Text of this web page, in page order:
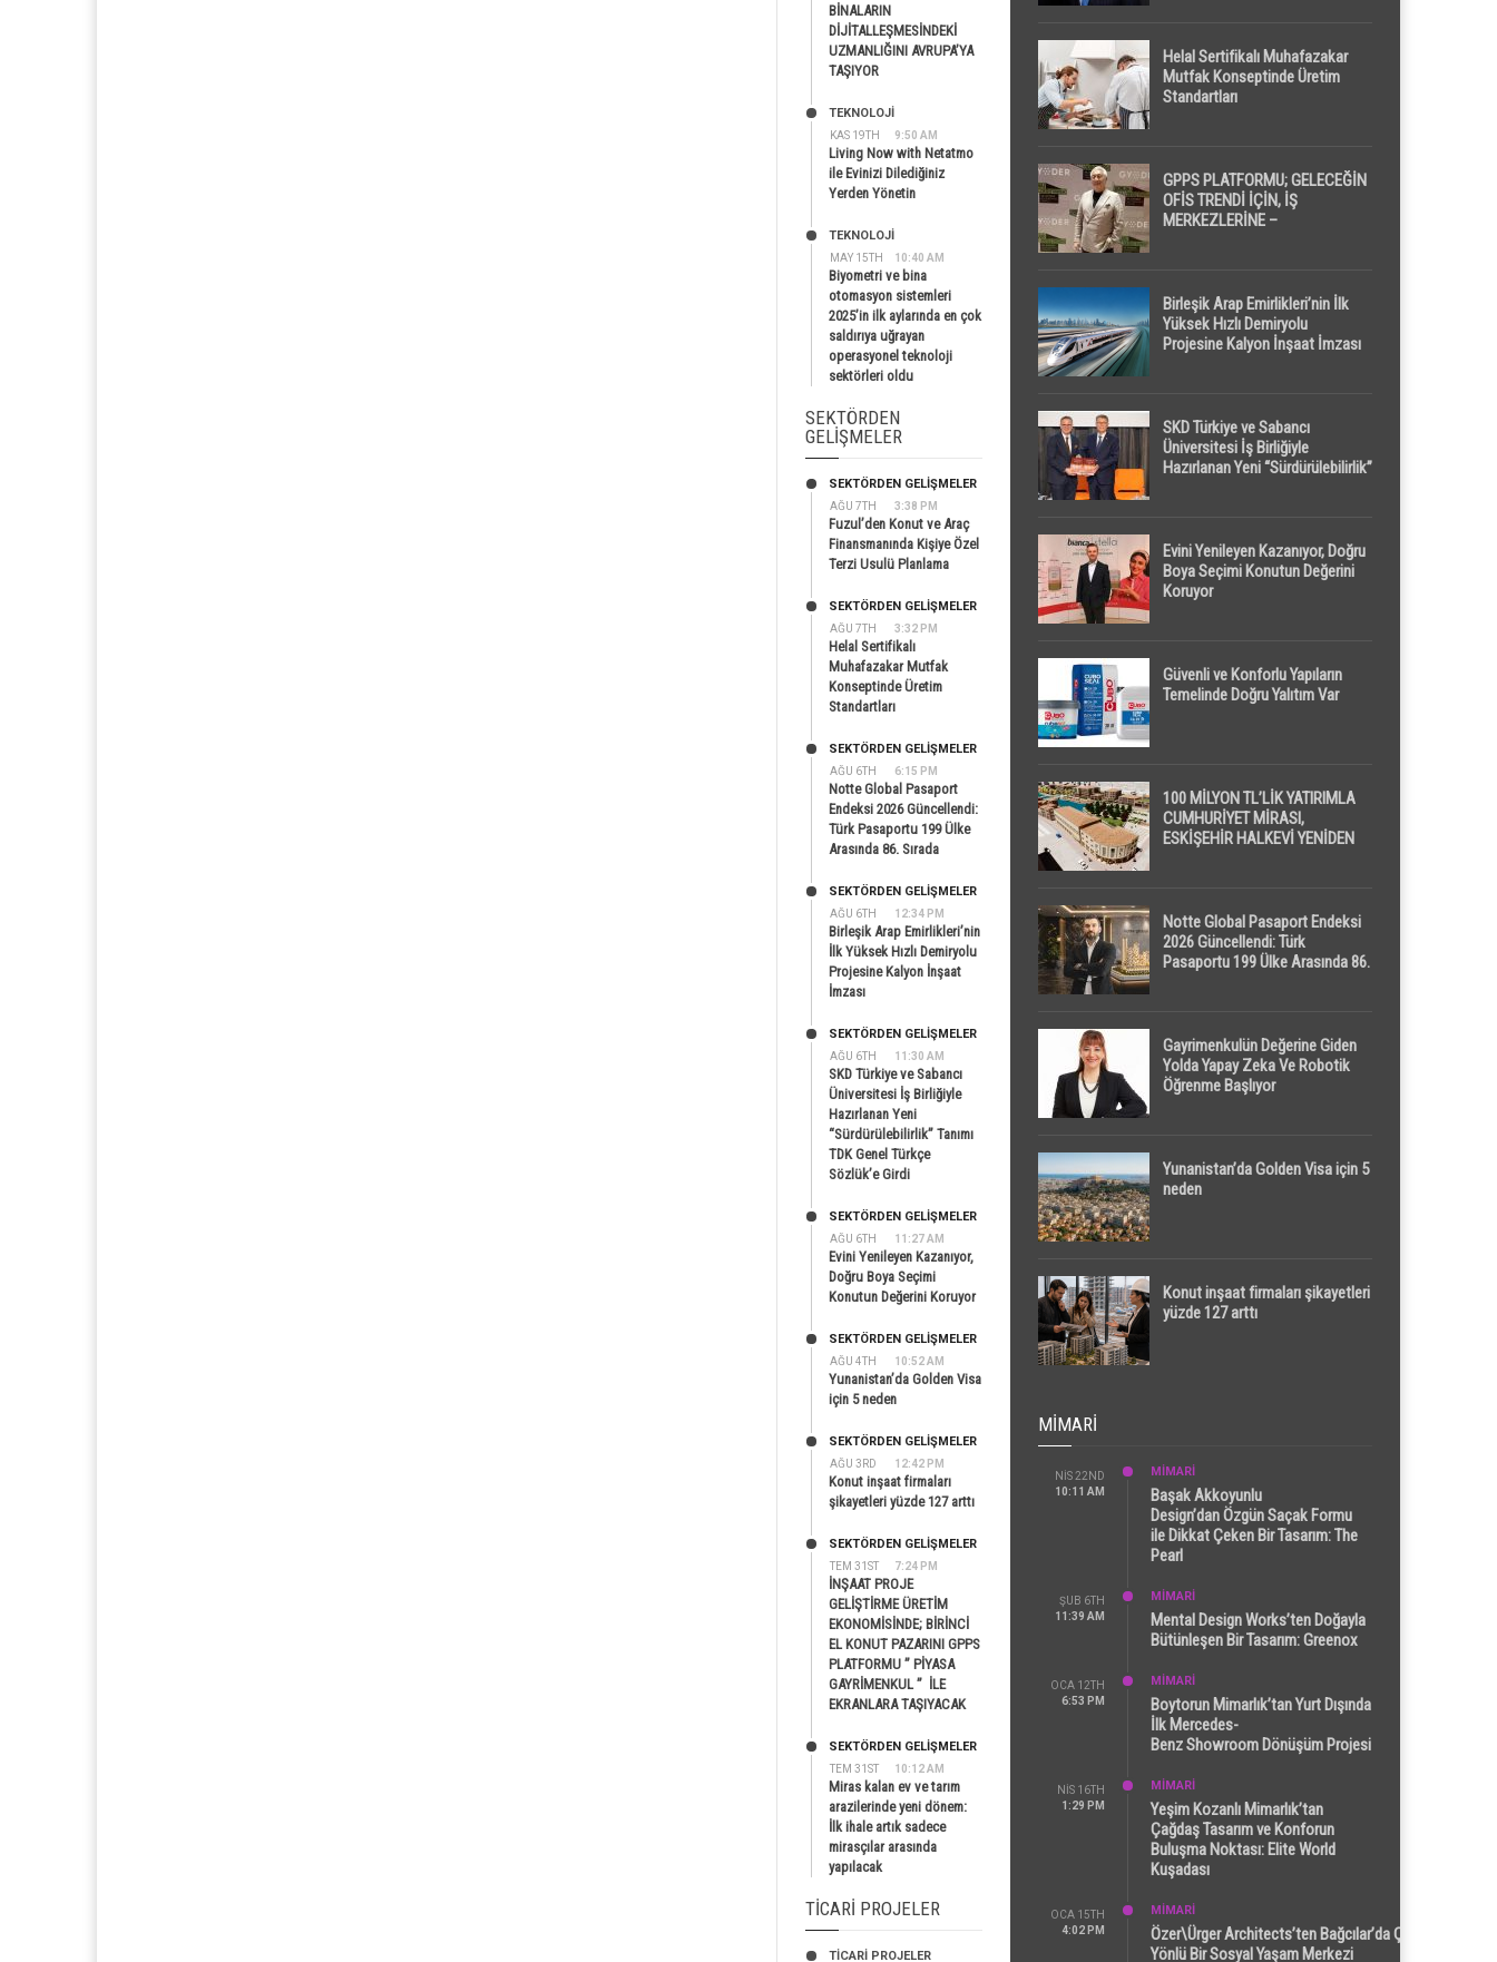
BİNALARIN
DİJİTALLEŞMESİNDEKİ
UZMANLIĞINI AVRUPA’YA
TAŞIYOR
KAS 19TH 9:50 AM
TEKNOLOJİ
Living Now with Netatmo
ile Evinizi Dilediğiniz
Yerden Yönetin
MAY 15TH 10:40 AM
TEKNOLOJİ
Biyometri ve bina
otomasyon sistemleri
2025’in ilk aylarında en çok
saldırıya uğrayan
operasyonel teknoloji
sektörleri oldu
SEKTÖRDEN
GELIŞMELER
AĞU 7TH 3:38 PM
SEKTÖRDEN GELIŞMELER
Fuzul’den Konut ve Araç
Finansmanında Kişiye Özel
Terzi Usulü Planlama
AĞU 7TH 3:32 PM
SEKTÖRDEN GELIŞMELER
Helal Sertifikalı
Muhafazakar Mutfak
Konseptinde Üretim
Standartları
AĞU 6TH 6:15 PM
SEKTÖRDEN GELIŞMELER
Notte Global Pasaport
Endeksi 2026 Güncellendi:
Türk Pasaportu 199 Ülke
Arasında 86. Sırada
AĞU 6TH 12:34 PM
SEKTÖRDEN GELIŞMELER
Birleşik Arap Emirlikleri’nin
İlk Yüksek Hızlı Demiryolu
Projesine Kalyon İnşaat
İmzası
AĞU 6TH 11:30 AM
SEKTÖRDEN GELIŞMELER
SKD Türkiye ve Sabancı
Üniversitesi İş Birliğiyle
Hazırlanan Yeni
“Sürdürülebilirlik” Tanımı
TDK Genel Türkçe
Sözlük’e Girdi
AĞU 6TH 11:27 AM
SEKTÖRDEN GELIŞMELER
Evini Yenileyen Kazanıyor,
Doğru Boya Seçimi
Konutun Değerini Koruyor
AĞU 4TH 10:52 AM
SEKTÖRDEN GELIŞMELER
Yunanistan’da Golden Visa
için 5 neden
AĞU 3RD 12:42 PM
SEKTÖRDEN GELIŞMELER
Konut inşaat firmaları
şikayetleri yüzde 127 arttı
TEM 31ST 7:24 PM
SEKTÖRDEN GELIŞMELER
İNŞAAT PROJE
GELİŞTİRME ÜRETİM
EKONOMİSİNDE; BİRİNCİ
EL KONUT PAZARINI GPPS
PLATFORMU ” PİYASA
GAYRİMENKUL ” İLE
EKRANLARA TAŞIYACAK
TEM 31ST 10:12 AM
SEKTÖRDEN GELIŞMELER
Miras kalan ev ve tarım
arazilerinde yeni dönem:
İlk ihale artık sadece
mirasçılar arasında
yapılacak
TICARI PROJELER
TİCARİ PROJELER
Helal Sertifikalı Muhafazakar
Mutfak Konseptinde Üretim
Standartları
GPPS PLATFORMU; GELECEĞİN
OFİS TRENDİ İÇİN, İŞ
MERKEZLERİNE –
Birleşik Arap Emirlikleri’nin İlk
Yüksek Hızlı Demiryolu
Projesine Kalyon İnşaat İmzası
SKD Türkiye ve Sabancı
Üniversitesi İş Birliğiyle
Hazırlanan Yeni “Sürdürülebilirlik”
Evini Yenileyen Kazanıyor, Doğru
Boya Seçimi Konutun Değerini
Koruyor
Güvenli ve Konforlu Yapıların
Temelinde Doğru Yalıtım Var
100 MİLYON TL’LİK YATIRIMLA
CUMHURİYET MİRASI,
ESKİŞEHİR HALKEVİ YENİDEN
Notte Global Pasaport Endeksi
2026 Güncellendi: Türk
Pasaportu 199 Ülke Arasında 86.
Gayrimenkulün Değerine Giden
Yolda Yapay Zeka Ve Robotik
Öğrenme Başlıyor
Yunanistan’da Golden Visa için 5
neden
Konut inşaat firmaları şikayetleri
yüzde 127 arttı
MIMARI
NIS 22ND
10:11 AM
MİMARİ
Başak Akkoyunlu
Design’dan Özgün Saçak Formu
ile Dikkat Çeken Bir Tasarım: The
Pearl
ŞUB 6TH
11:39 AM
MİMARİ
Mental Design Works’ten Doğayla
Bütünleşen Bir Tasarım: Greenox
OCA 12TH
6:53 PM
MİMARİ
Boytorun Mimarlık’tan Yurt Dışında
İlk Mercedes-
Benz Showroom Dönüşüm Projesi
NIS 16TH
1:29 PM
MİMARİ
Yeşim Kozanlı Mimarlık’tan
Çağdaş Tasarım ve Konforun
Buluşma Noktası: Elite World
Kuşadası
OCA 15TH
4:02 PM
MİMARİ
Özer\Ürger Architects’ten Bağcılar’da Çok
Yönlü Bir Sosyal Yaşam Merkezi